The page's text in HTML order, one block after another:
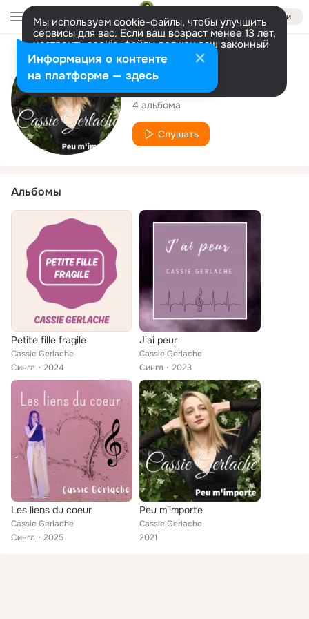
Войти
Мы используем cookie-файлы, чтобы улучшить
сервисы для вас. Если ваш возраст менее 13 лет,
настроить cookie-файлы должен ваш законный
представитель. Больше информации
Разрешить все Настроить
Исполнитель
Cassie Gerlache
4 альбома
Слушать
Альбомы
Petite fille fragile
Cassie Gerlache
Сингл
2024
J'ai peur
Cassie Gerlache
Сингл
2023
Les liens du coeur
Cassie Gerlache
Сингл
2025
Peu m'importe
Cassie Gerlache
2021
Информация о контенте
на платформе — здесь